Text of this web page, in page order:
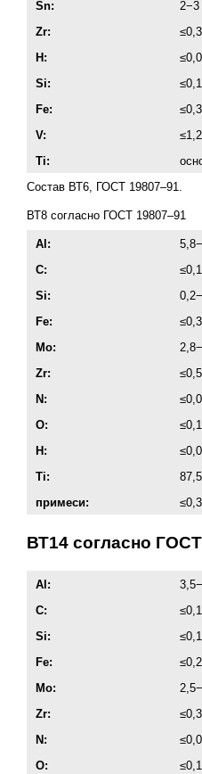
Sn:
2−3
Zr:
≤0,3
H:
Si:
Fe:
≤0,3
V:
≤1,2
Ti:
Состав ВТ6, ГОСТ 19807–91.
ВТ8 согласно ГОСТ 19807–91
Al:
C:
≤0,1
Si:
Fe:
≤0,3
Мо:
Zr:
≤0,5
N:
O:
H:
Ti:
примеси:
≤0,3
ВТ14 согласно ГОСТ
Al:
C:
≤0,1
Si:
Fe:
Мо:
Zr:
≤0,3
N:
O: